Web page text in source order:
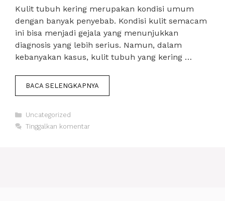
Kulit tubuh kering merupakan kondisi umum
dengan banyak penyebab. Kondisi kulit semacam
ini bisa menjadi gejala yang menunjukkan
diagnosis yang lebih serius. Namun, dalam
kebanyakan kasus, kulit tubuh yang kering …
BACA SELENGKAPNYA
Kategori
Uncategorized
Tinggalkan komentar